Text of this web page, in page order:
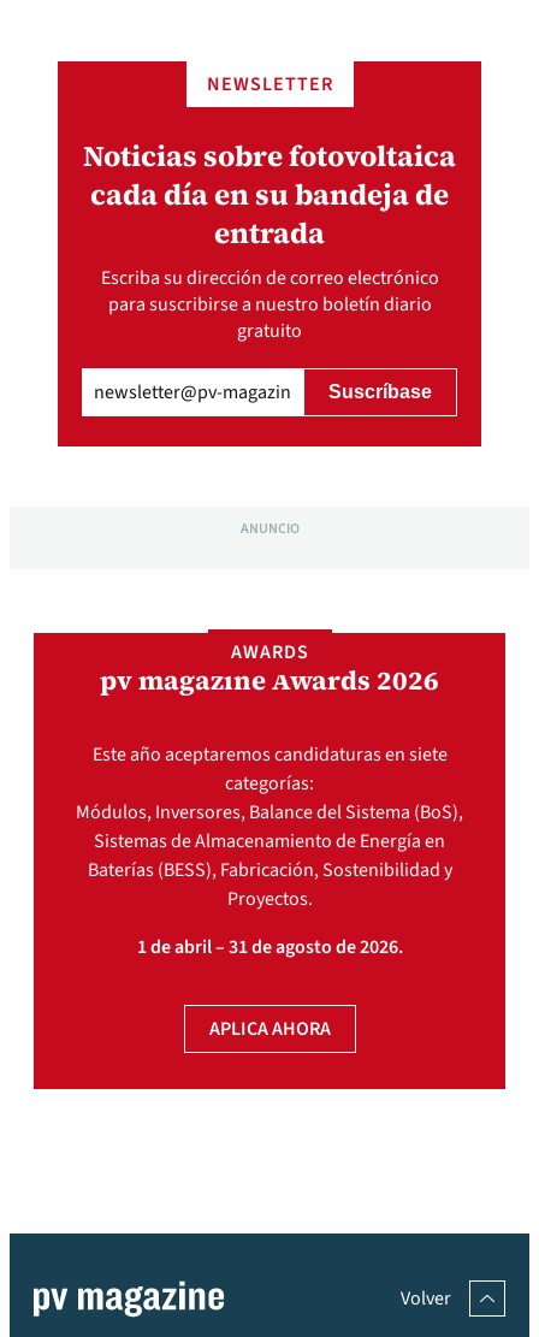
NEWSLETTER
Noticias sobre fotovoltaica
cada día en su bandeja de
entrada
Escriba su dirección de correo electrónico
para suscribirse a nuestro boletín diario
gratuito
(Obligatorio)
ANUNCIO
AWARDS
pv magazine Awards 2026
Este año aceptaremos candidaturas en siete
categorías:
Módulos, Inversores, Balance del Sistema (BoS),
Sistemas de Almacenamiento de Energía en
Baterías (BESS), Fabricación, Sostenibilidad y
Proyectos.
1 de abril – 31 de agosto de 2026.
APLICA AHORA
Volver